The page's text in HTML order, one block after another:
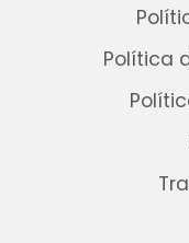
Política